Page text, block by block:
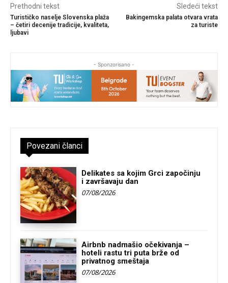
Prethodni tekst
Turističko naselje Slovenska plaža
– četiri decenije tradicije, kvaliteta,
ljubavi
Sledeći tekst
Bakingemska palata otvara vrata
za turiste
- Sponzorisano -
Povezani članci
Delikates sa kojim Grci započinju
i završavaju dan
07/08/2026
Airbnb nadmašio očekivanja –
hoteli rastu tri puta brže od
privatnog smeštaja
07/08/2026